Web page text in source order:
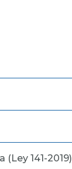
(Ley 141-2019)